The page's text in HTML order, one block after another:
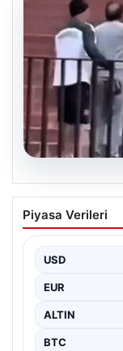
05.08.2026
Torreira’ya
istenen
İstenilen Ceza
gerçekleşen…
Piyasa Verileri
USD
EUR
ALTIN
BTC